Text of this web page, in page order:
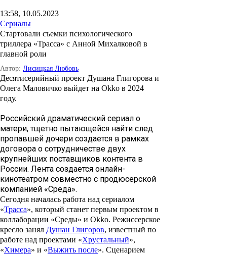
13:58, 10.05.2023
Сериалы
Стартовали съемки психологического
триллера «Трасса» с Анной Михалковой в
главной роли
Автор: Лисицкая Любовь
Десятисерийный проект Душана Глигорова и
Олега Маловичко выйдет на Okko в 2024
году.
Российский драматический сериал о
матери, тщетно пытающейся найти след
пропавшей дочери создается в рамках
договора о сотрудничестве двух
крупнейших поставщиков контента в
России. Лента создается онлайн-
кинотеатром совместно с продюсерской
компанией «Среда».
Сегодня началась работа над сериалом
«Трасса», который станет первым проектом в
коллаборации «Среды» и Okko. Режиссерское
кресло занял Душан Глигоров, известный по
работе над проектами «Хрустальный»,
«Химера» и «Выжить после». Сценарием